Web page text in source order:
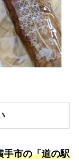
手市の「道の駅